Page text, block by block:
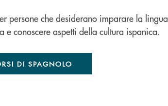
persone che desiderano imparare la lingua
e conoscere aspetti della cultura ispanica.
DI SPAGNOLO